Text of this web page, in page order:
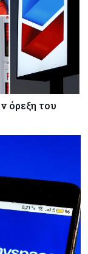
όρεξη του